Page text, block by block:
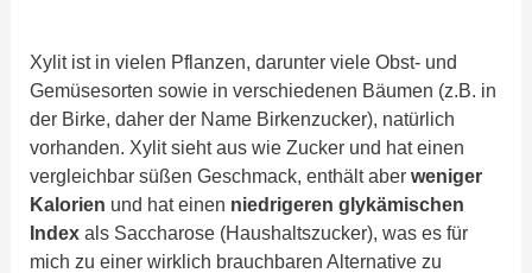
Xylit ist in vielen Pflanzen, darunter viele Obst- und
Gemüsesorten sowie in verschiedenen Bäumen (z.B. in
der Birke, daher der Name Birkenzucker), natürlich
vorhanden. Xylit sieht aus wie Zucker und hat einen
vergleichbar süßen Geschmack, enthält aberweniger
Kalorien und hat einen niedrigeren glykämischen
Index als Saccharose (Haushaltszucker), was es für
mich zu einer wirklich brauchbaren Alternative zu